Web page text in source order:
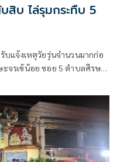
สิบ ไล่รุมกระทืบ 5
บแจ้งเหตุวัยรุ่นจำนวนมากก่อ
จรเข้น้อย ซอย 5 ตำบลศีรษะ